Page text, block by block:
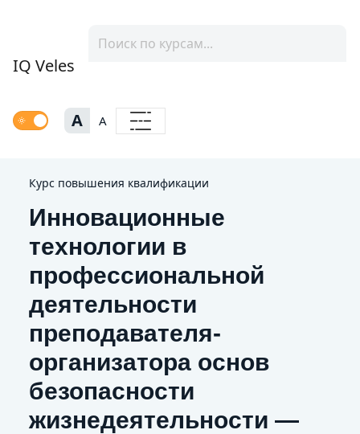
IQ Veles
A A
Курс повышения квалификации
Инновационные
технологии в
профессиональной
деятельности
преподавателя-
организатора основ
безопасности
жизнедеятельности —